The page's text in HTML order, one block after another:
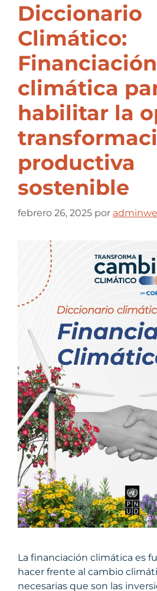
Diccionario
Climático:
Financiación
climática
habilitar la
productiva
sostenible
febrero 26, 2025 por
La financiación climática es
hacer frente al cambio
necesarias que son las